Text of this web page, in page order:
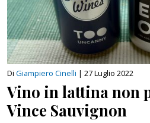
Di Giampiero Cinelli | 27 Luglio 2022
Vino in lattina non
Vince Sauvignon